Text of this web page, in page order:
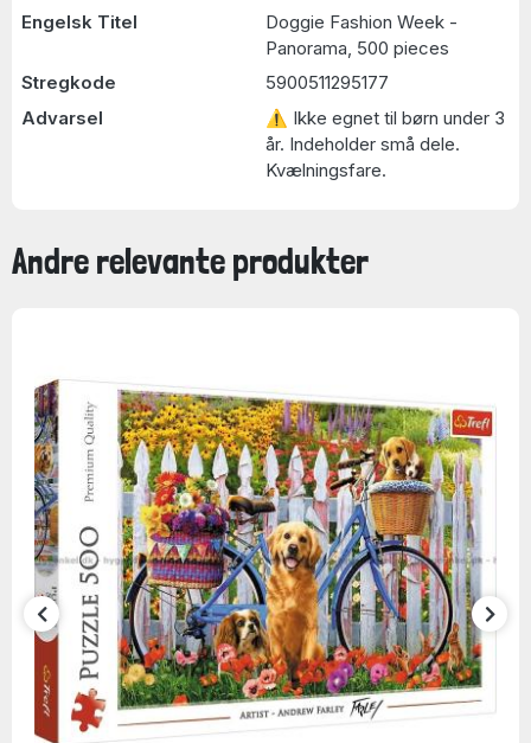
Engelsk Titel
Doggie Fashion Week -
Panorama, 500 pieces
Stregkode
5900511295177
Advarsel
⚠ Ikke egnet til børn under 3
år. Indeholder små dele.
Kvælningsfare.
Andre relevante produkter